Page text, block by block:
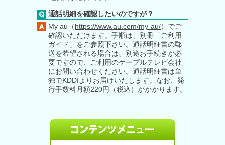
通話明細を確認したいのですが？
My au（https://www.au.com/my-au/）でご
確認いただけます。手順は、別冊「ご利用
ガイド」をご参照下さい。通話明細書の郵
送を希望される場合は、別途お手続きが必
要ですので、ご利用のケーブルテレビ会社
にお問い合わせください。通話明細書は単
独でKDDIよりお届けいたします。なお、発
行手数料月額220円（税込）がかかります。